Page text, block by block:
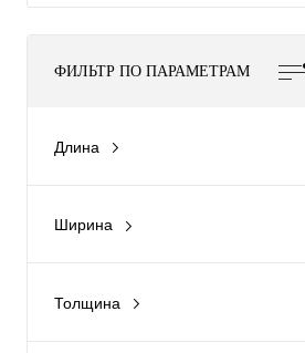
ФИЛЬТР ПО ПАРАМЕТРАМ
Длина
Ширина
Толщина